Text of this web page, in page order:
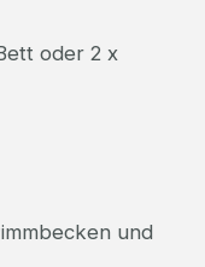
oder 2 x
und